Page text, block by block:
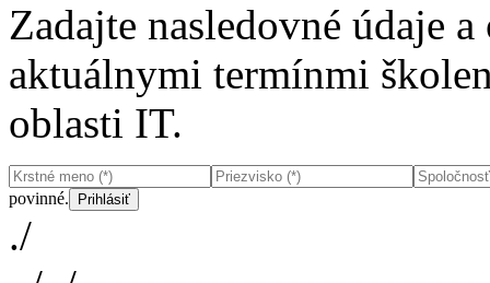
Zadajte nasledovné údaje
aktuálnymi termínmi
oblasti IT.
povinné.
./